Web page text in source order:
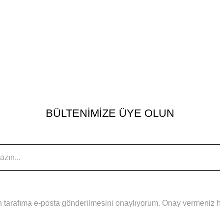
BÜLTENİMİZE ÜYE OLUN
e-posta gönderilmesini onaylıyorum. Onay